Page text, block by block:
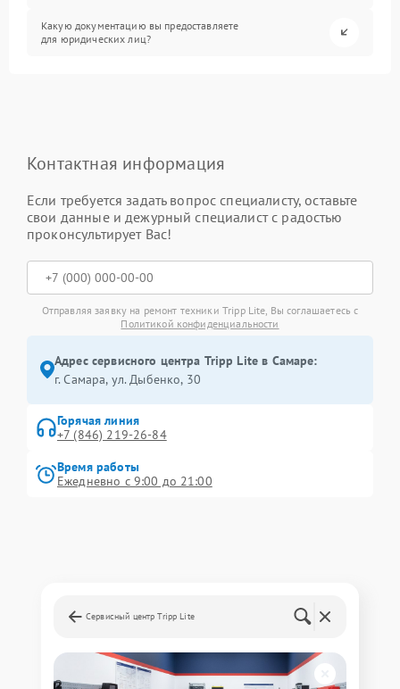
Какую документацию вы предоставляете
для юридических лиц?
Контактная информация
Если требуется задать вопрос специалисту, оставьте
свои данные и дежурный специалист с радостью
проконсультирует Вас!
Отправляя заявку на ремонт техники Tripp Lite, Вы соглашаетесь с
Политикой конфиденциальности
Адрес сервисного центра Tripp Lite в Самаре:
г. Самара, ул. Дыбенко, 30
Горячая линия
+7 (846) 219-26-84
Время работы
Ежедневно с 9:00 до 21:00
Сервисный центр Tripp Lite